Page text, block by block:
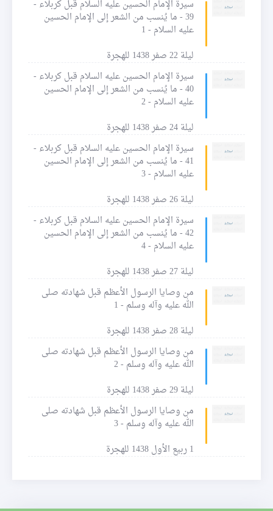
سيرة الإمام الحسين عليه السلام قبل كربلاء -
39 - ما يُنسب من الشعر إلى الإمام الحسين
عليه السلام - 1
ليلة 22 صفر 1438 للهجرة
سيرة الإمام الحسين عليه السلام قبل كربلاء -
40 - ما يُنسب من الشعر إلى الإمام الحسين
عليه السلام - 2
ليلة 24 صفر 1438 للهجرة
سيرة الإمام الحسين عليه السلام قبل كربلاء -
41 - ما يُنسب من الشعر إلى الإمام الحسين
عليه السلام - 3
ليلة 26 صفر 1438 للهجرة
سيرة الإمام الحسين عليه السلام قبل كربلاء -
42 - ما يُنسب من الشعر إلى الإمام الحسين
عليه السلام - 4
ليلة 27 صفر 1438 للهجرة
من وصايا الرسول الأعظم قبل شهادته صلى
الله عليه وآله وسلم - 1
ليلة 28 صفر 1438 للهجرة
من وصايا الرسول الأعظم قبل شهادته صلى
الله عليه وآله وسلم - 2
ليلة 29 صفر 1438 للهجرة
من وصايا الرسول الأعظم قبل شهادته صلى
الله عليه وآله وسلم - 3
1 ربيع الأول 1438 للهجرة